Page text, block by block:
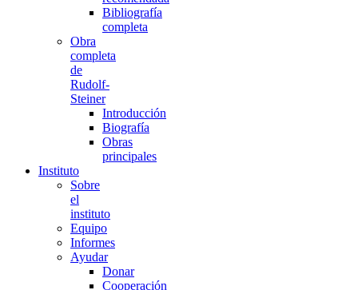
Bibliografía
completa
Obra
completa
de
Rudolf-
Steiner
Introducción
Biografía
Obras
principales
Instituto
Sobre
el
instituto
Equipo
Informes
Ayudar
Donar
Cooperación